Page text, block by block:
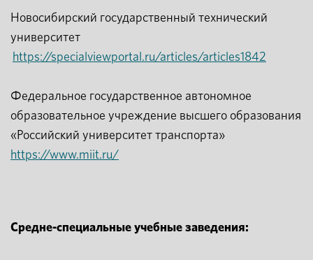
Новосибирский государственный технический
университет
https://specialviewportal.ru/articles/articles1842
Федеральное государственное автономное
образовательное учреждение высшего образования
«Российский университет транспорта»
https://www.miit.ru/
Средне-специальные учебные заведения: